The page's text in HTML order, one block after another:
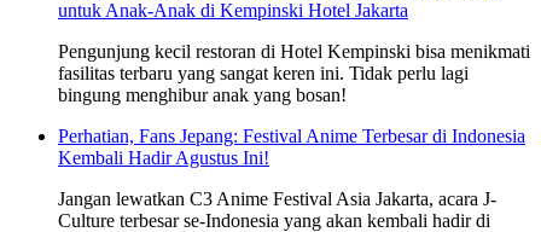
untuk Anak-Anak di Kempinski Hotel Jakarta
Pengunjung kecil restoran di Hotel Kempinski bisa menikmati
fasilitas terbaru yang sangat keren ini. Tidak perlu lagi
bingung menghibur anak yang bosan!
Perhatian, Fans Jepang: Festival Anime Terbesar di Indonesia
Kembali Hadir Agustus Ini!
Jangan lewatkan C3 Anime Festival Asia Jakarta, acara J-
Culture terbesar se-Indonesia yang akan kembali hadir di